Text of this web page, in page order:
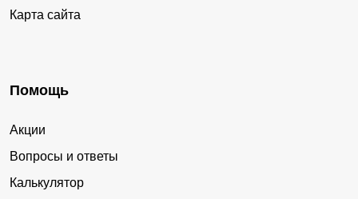
Карта сайта
Помощь
Акции
Вопросы и ответы
Калькулятор